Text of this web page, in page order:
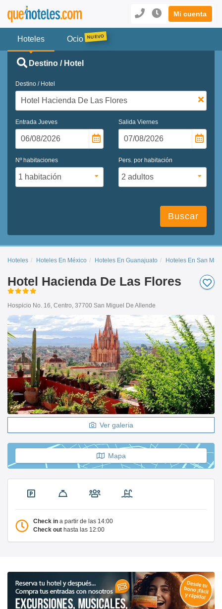
Mi cuenta
Hoteles Ocio
Destino / Hotel
Destino / Hotel
Entrada Jueves Salida Viernes
Nº habitaciones Pers. por habitación
Buscar
Hoteles Hoteles En México Hoteles En Guanajuato Hoteles En San
Hotel Hacienda De Las Flores
Hospicio No. 16, Centro, 37700 San Miguel De Allende
Ver galeria
Mapa
Check in a partir de las 14:00
Check out hasta las 12:00